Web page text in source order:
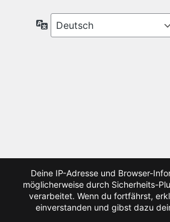
Sprache
Deine IP-Adresse und Browser-
möglicherweise durch Sicherheits-
verarbeitet. Wenn du fortfährst,
einverstanden und gibst dazu